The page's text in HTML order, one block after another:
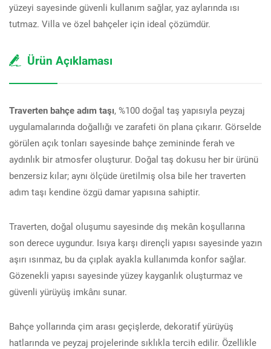
yüzeyi sayesinde güvenli kullanım sağlar, yaz aylarında ısı
tutmaz. Villa ve özel bahçeler için ideal çözümdür.
Ürün Açıklaması
Traverten bahçe adım taşı, %100 doğal taş yapısıyla peyzaj
uygulamalarında doğallığı ve zarafeti ön plana çıkarır. Görselde
görülen açık tonları sayesinde bahçe zemininde ferah ve
aydınlık bir atmosfer oluşturur. Doğal taş dokusu her bir ürünü
benzersiz kılar; aynı ölçüde üretilmiş olsa bile her traverten
adım taşı kendine özgü damar yapısına sahiptir.
Traverten, doğal oluşumu sayesinde dış mekân koşullarına
son derece uygundur. Isıya karşı dirençli yapısı sayesinde yazın
aşırı ısınmaz, bu da çıplak ayakla kullanımda konfor sağlar.
Gözenekli yapısı sayesinde yüzey kayganlık oluşturmaz ve
güvenli yürüyüş imkânı sunar.
Bahçe yollarında çim arası geçişlerde, dekoratif yürüyüş
hatlarında ve peyzaj projelerinde sıklıkla tercih edilir. Özellikle